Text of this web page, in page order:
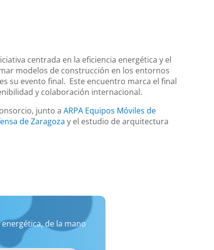
centrada en la eficiencia energética y el
modelos de construcción en los entornos
su evento final. Este encuentro marca el final
y colaboración internacional.
junto a ARPA Equipos Móviles de
de Zaragoza y el estudio de arquitectura
de la mano